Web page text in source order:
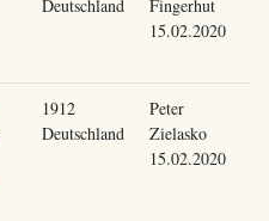
Deutschland
Fingerhut
15.02.2020
1912
Deutschland
Peter
Zielasko
15.02.2020